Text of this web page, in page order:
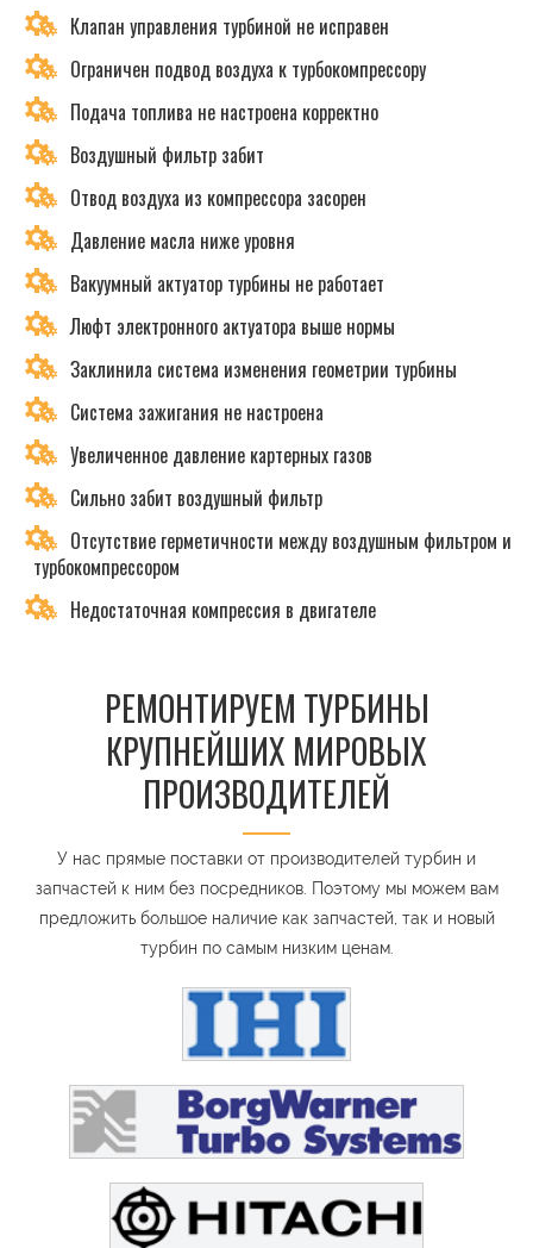
Клапан управления турбиной не исправен
Ограничен подвод воздуха к турбокомпрессору
Подача топлива не настроена корректно
Воздушный фильтр забит
Отвод воздуха из компрессора засорен
Давление масла ниже уровня
Вакуумный актуатор турбины не работает
Люфт электронного актуатора выше нормы
Заклинила система изменения геометрии турбины
Система зажигания не настроена
Увеличенное давление картерных газов
Сильно забит воздушный фильтр
Отсутствие герметичности между воздушным фильтром и
турбокомпрессором
Недостаточная компрессия в двигателе
РЕМОНТИРУЕМ ТУРБИНЫ
КРУПНЕЙШИХ МИРОВЫХ
ПРОИЗВОДИТЕЛЕЙ
У нас прямые поставки от производителей турбин и
запчастей к ним без посредников. Поэтому мы можем вам
предложить большое наличие как запчастей, так и новый
турбин по самым низким ценам.